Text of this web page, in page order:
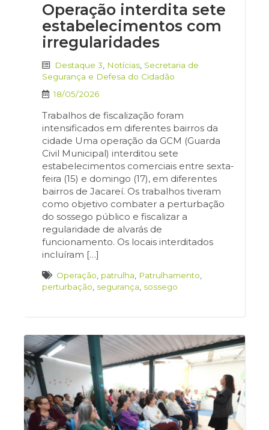
Operação interdita sete
estabelecimentos com
irregularidades
Destaque 3 Notícias Secretaria de
Segurança e Defesa do Cidadão
18/05/2026
Trabalhos de fiscalização foram
intensificados em diferentes bairros da
cidade Uma operação da GCM (Guarda
Civil Municipal) interditou sete
estabelecimentos comerciais entre sexta-
feira (15) e domingo (17), em diferentes
bairros de Jacareí. Os trabalhos tiveram
como objetivo combater a perturbação
do sossego público e fiscalizar a
regularidade de alvarás de
funcionamento. Os locais interditados
incluíram […]
Operação patrulha Patrulhamento
perturbação segurança sossego